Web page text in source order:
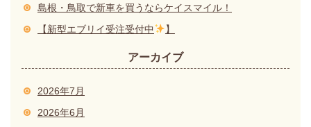
島根・鳥取で新車を買うならケイスマイル！
【新型エブリイ受注受付中
】
アーカイブ
2026年7月
2026年6月